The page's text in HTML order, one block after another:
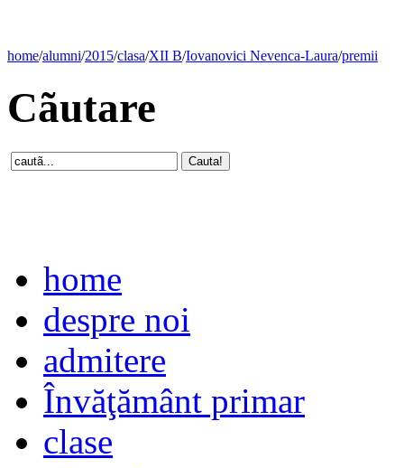
home/alumni/2015/clasa/XII B/Iovanovici Nevenca-Laura/premii
Cãutare
home
despre noi
admitere
Învăţământ primar
clase